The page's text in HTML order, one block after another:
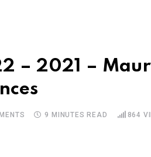
– 2021 –
9 MINUTES READ 864